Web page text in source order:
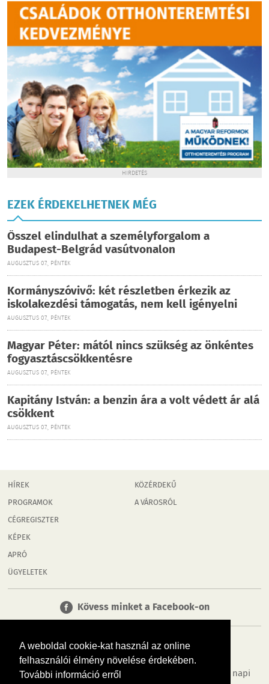
A weboldal cookie-kat használ az online
felhasználói élmény növelése érdekében.
További információ erről
HIRDETÉS
EZEK ÉRDEKELHETNEK MÉG
Ősszel elindulhat a személyforgalom a
Budapest-Belgrád vasútvonalon
AUGUSZTUS 07., PÉNTEK
Kormányszóvivő: két részletben érkezik az
iskolakezdési támogatás, nem kell igényelni
AUGUSZTUS 07., PÉNTEK
Magyar Péter: mától nincs szükség az önkéntes
fogyasztáscsökkentésre
AUGUSZTUS 07., PÉNTEK
Kapitány István: a benzin ára a volt védett ár alá
csökkent
AUGUSZTUS 07., PÉNTEK
HÍREK
PROGRAMOK
CÉGREGISZTER
KÉPEK
APRÓ
ÜGYELETEK
KÖZÉRDEKŰ
A VÁROSRÓL
Kövess minket a Facebook-on
Tudj meg többet városodról! Hírek, programok, képek, napi